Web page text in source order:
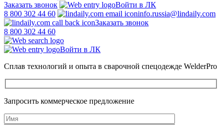
Заказать звонок
Войти в ЛК
8 800 302 44 60
info.russia@lindaily.com
Заказать звонок
8 800 302 44 60
Войти в ЛК
Сплав технологий и опыта в сварочной спецодежде WelderPro
Запросить коммерческое предложение